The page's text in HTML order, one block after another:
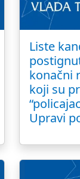
Liste
konačni
koji su
Upravi